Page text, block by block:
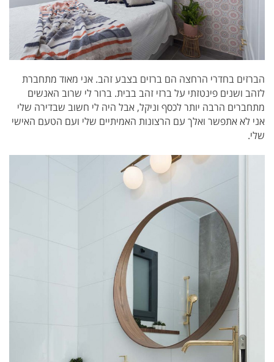
הברזים בחדרי הרחצה הם ברזים בצבע זהב. אני מאוד מתחברת
לזהב ושנים פינטזתי על ברזי זהב בבית. ברור לי שרוב האנשים
מתחברים הרבה יותר לכסף וניקל, אבל היה לי חשוב שבדירה שלי
אני לא אתפשר ואלך עם הרצונות האמיתיים שלי ועם הטעם האישי
שלי.